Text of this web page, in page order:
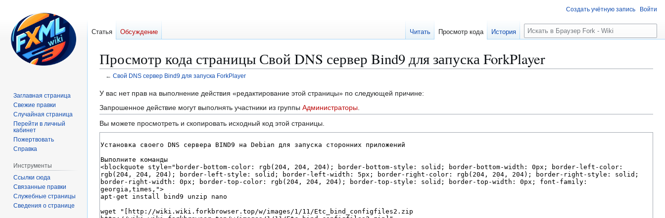
Просмотр кода страницы Свой DNS сервер Bind9 для запуска ForkPlayer
← Свой DNS сервер Bind9 для запуска ForkPlayer
Перейти
к
навигации
Перейти
к
поиску
У вас нет прав на выполнение действия «редактирование этой страницы» по следующей причине:
Запрошенное действие могут выполнять участники из группы Администраторы
Вы можете просмотреть и скопировать исходный код этой страницы.
Создать учётную запись Войти
Статья Обсуждение Читать Просмотр кода История
П
о
с
к
Заглавная страница
Свежие правки
Случайная страница
Перейти в личный
кабинет
Пожертвовать
Справка
Инструменты
Ссылки сюда
Связанные правки
Служебные страницы
Сведения о странице